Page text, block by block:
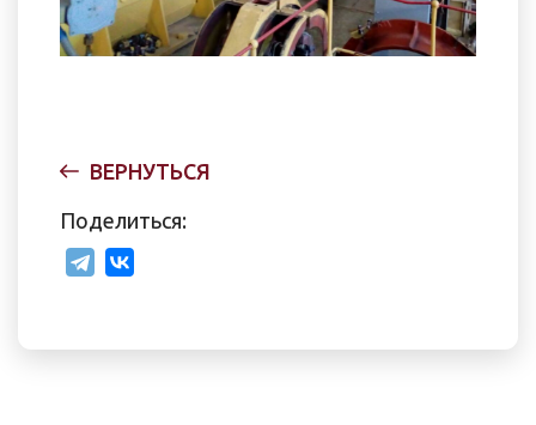
ВЕРНУТЬСЯ
Поделиться: